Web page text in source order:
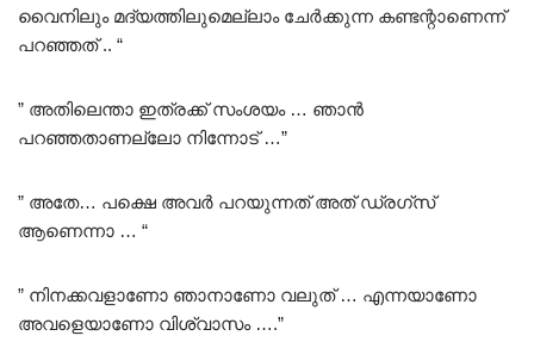
വൈനിലും മദ്യത്തിലുമെല്ലാം ചേർക്കുന്ന കണ്ടന്റാണെന്ന്
പറഞ്ഞത് .. “
” അതിലെന്താ ഇത്രക്ക് സംശയം … ഞാൻ
പറഞ്ഞതാണല്ലോ നിന്നോട് …”
” അതേ… പക്ഷെ അവർ പറയുന്നത് അത് ഡ്രഗ്സ്
ആണെന്നാ … “
” നിനക്കവളാണോ ഞാനാണോ വലുത് … എന്നയാണോ
അവളെയാണോ വിശ്വാസം ….”